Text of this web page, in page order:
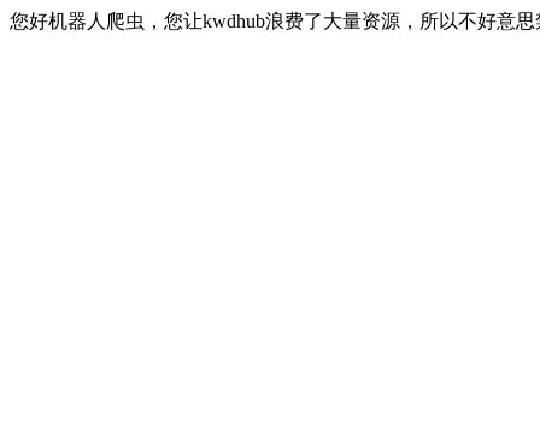
您好机器人爬虫，您让kwdhub浪费了大量资源，所以不好意